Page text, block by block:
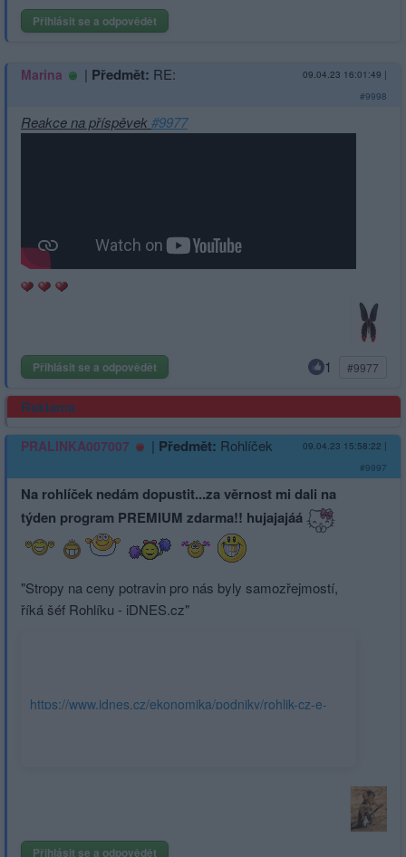
Přihlásit se a odpovědět
Marina | Předmět: RE: 09.04.23 16:01:49 |
#9998
Reakce na příspěvek#9977
Přihlásit se a odpovědět 1 #9977
Reklama
PRALINKA007007 | Předmět: Rohlíček 09.04.23 15:58:22 |
#9997
Na rohlíček nedám dopustit...za věrnost mi dali na
týden program PREMIUM zdarma!! hujajajáá
"Stropy na ceny potravin pro nás byly samozřejmostí,
říká šéf Rohlíku - iDNES.cz"
https://www.idnes.cz/ekonomika/podniky/rohlik-cz-e-
Přihlásit se a odpovědět